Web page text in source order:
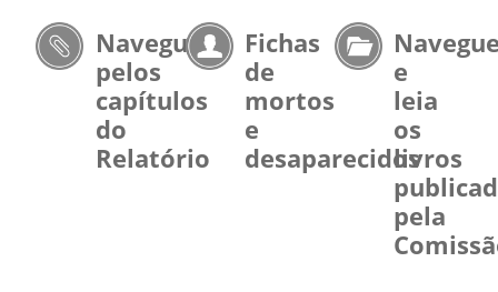
Navegue
pelos
capítulos
do
Relatório
Fichas
de
mortos
e
desaparecidos
e
leia
os
livros
pela